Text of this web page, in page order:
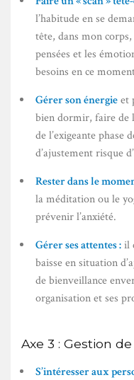
l’habitude en se
tête, dans mon
pensées et les
besoins en ce
Gérer son énergieet
bien dormir, faire de
de l’exigeante phase
d’ajustement risque
Rester dans le
la méditation ou le
prévenir l’anxiété.
Gérer ses attentes :il
baisse en situation
de bienveillance
organisation et ses
Axe 3 : Gestion
S’intéresser aux